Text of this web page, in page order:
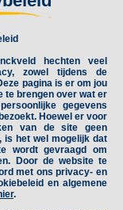
hechten veel
zowel tijdens de
pagina is er om jou
te brengen over wat er
gegevens
Hoewel er voor
van de site geen
is het wel mogelijk dat
wordt gevraagd om
Door de website te
met ons privacy- en
en algemene
.